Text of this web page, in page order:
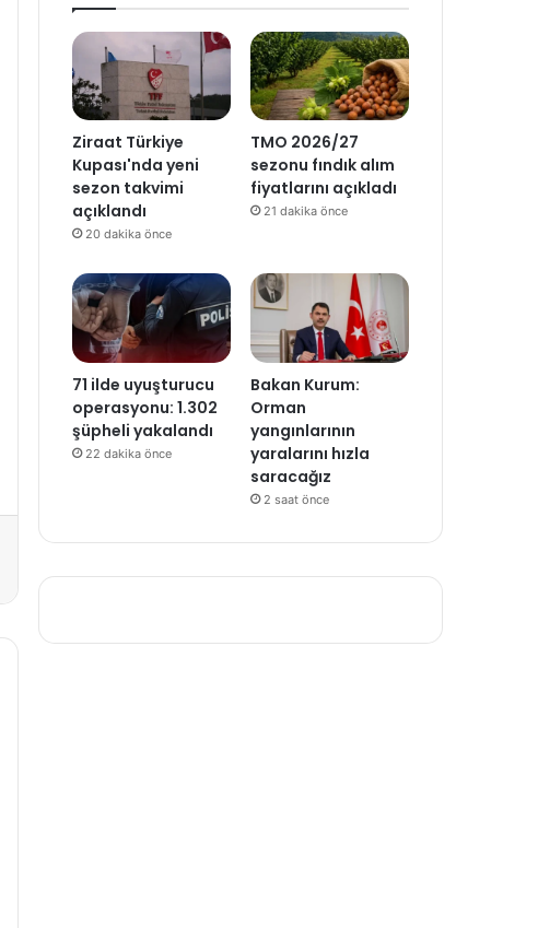
Ziraat Türkiye
Kupası'nda yeni
sezon takvimi
açıklandı
20 dakika önce
TMO 2026/27
sezonu fındık alım
fiyatlarını açıkladı
21 dakika önce
71 ilde uyuşturucu
operasyonu: 1.302
şüpheli yakalandı
22 dakika önce
Bakan Kurum:
Orman
yangınlarının
yaralarını hızla
saracağız
2 saat önce